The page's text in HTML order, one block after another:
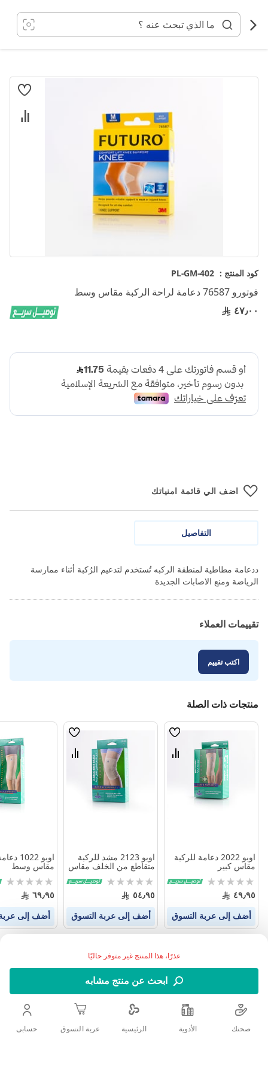
المحتوى
كود المنتج : PL-GM-402
فوتورو 76587 دعامة لراحة الركبة مقاس وسط
٤٧٫٠٠
عذرًا، هذا المنتج غير متوفر حاليًا
ابحث عن منتج مشابه
اضف الي قائمة امنياتك
انتقل
تخطي
بداية
معرض
التفاصيل
ددعامة مطاطية لمنطقة الركبه تُستخدم لتدعيم الرُكبة أثناء ممارسة
الرياضة ومنع الاصابات الجديدة
تقييمات العملاء
اكتب تقييم
منتجات ذات الصلة
قائمة
قارن
اوبو 2022 دعامة للركبة
مقاس كبير
Rating:
0%
٤٩٫٩٥
أضف إلى عربة التسوق
قائمة
قارن
اوبو 2123 مشد للركبة
متقاطع من الخلف مقاس
وسط
Rating:
0%
٥٤٫٩٥
أضف إلى عربة التسوق
اوبو
مقاس وسط
Rating:
0%
٦٩٫٩٥
أضف إلى
صحتك الأدوية الرئيسية عربة التسوق حسابى